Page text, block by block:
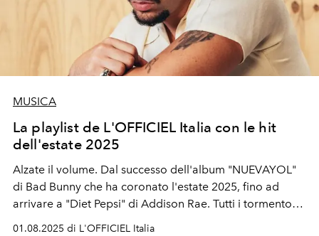
MUSICA
La playlist de L'OFFICIEL Italia con le hit
dell'estate 2025
Alzate il volume. Dal successo dell'album "NUEVAYOL"
di Bad Bunny che ha coronato l'estate 2025, fino ad
arrivare a "Diet Pepsi" di Addison Rae. Tutti i tormentoni
estivi da ascoltare sotto all'ombrellone, selezionati dalla
01.08.2025 di L'OFFICIEL Italia